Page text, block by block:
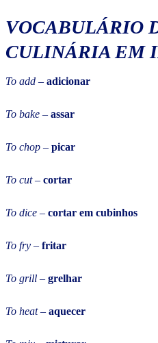
VOCABULÁRIO
CULINÁRIA EM
To add – adicionar
To bake – assar
To chop – picar
To cut– cortar
To dice – cortar em cubinhos
To fry – fritar
To grill – grelhar
To heat– aquecer